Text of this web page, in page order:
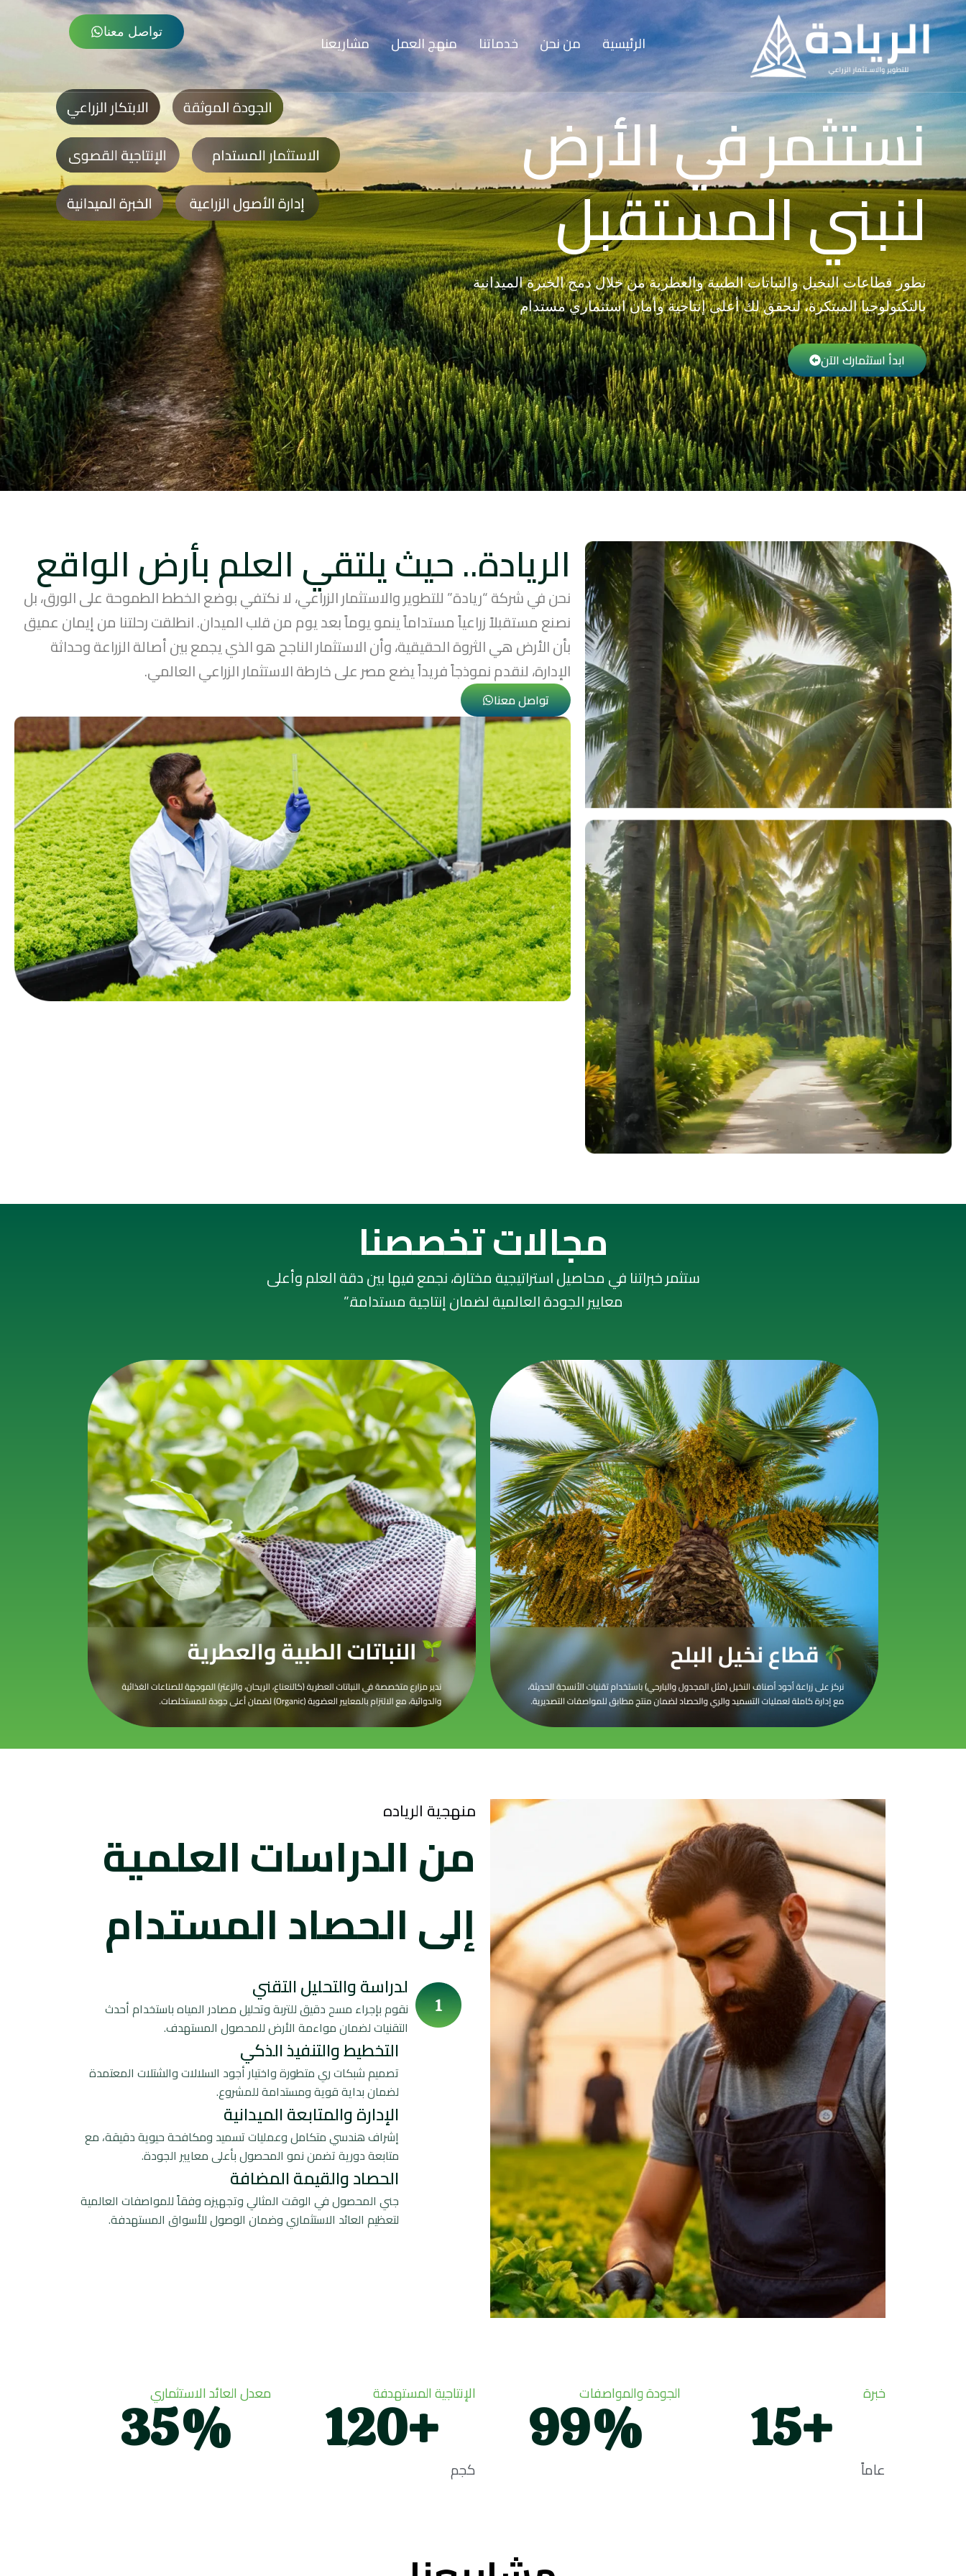
Skip
content
الرئيسية من نحن خدماتنا منهج العمل مشاريعنا تواصل معنا
نستثمر في الأرض
لنبني المستقبل
نطور قطاعات النخيل والنباتات الطبية والعطرية من خلال دمج الخبرة الميدانية
بالتكنولوجيا المبتكرة، لنحقق لك أعلى إنتاجية وأمان استثماري مستدام
ابدأ استثمارك الآن
الريادة.. حيث يلتقي العلم بأرض الواقع
نحن في شركة “ريادة” للتطوير والاستثمار الزراعي، لا نكتفي بوضع الخطط الطموحة على الورق، بل
نصنع مستقبلاً زراعياً مستداماً ينمو يوماً بعد يوم من قلب الميدان. انطلقت رحلتنا من إيمان عميق
بأن الأرض هي الثروة الحقيقية، وأن الاستثمار الناجح هو الذي يجمع بين أصالة الزراعة وحداثة
الإدارة، لنقدم نموذجاً فريداً يضع مصر على خارطة الاستثمار الزراعي العالمي.
تواصل معنا
مجالات تخصصنا
ستثمر خبراتنا في محاصيل استراتيجية مختارة، نجمع فيها بين دقة العلم وأعلى
معايير الجودة العالمية لضمان إنتاجية مستدامة.”
منهجية الرياده
من الدراسات العلمية
إلى الحصاد المستدام
لدراسة والتحليل التقني
نقوم بإجراء مسح دقيق للتربة وتحليل مصادر المياه باستخدام أحدث
التقنيات لضمان مواءمة الأرض للمحصول المستهدف.
التخطيط والتنفيذ الذكي
تصميم شبكات ري متطورة واختيار أجود السلالات والشتلات المعتمدة
لضمان بداية قوية ومستدامة للمشروع.
الإدارة والمتابعة الميدانية
إشراف هندسي متكامل وعمليات تسميد ومكافحة حيوية دقيقة، مع
متابعة دورية تضمن نمو المحصول بأعلى معايير الجودة.
الحصاد والقيمة المضافة
جني المحصول في الوقت المثالي وتجهيزه وفقاً للمواصفات العالمية
لتعظيم العائد الاستثماري وضمان الوصول للأسواق المستهدفة.
خبرة
عاماً
+
15
الجودة والمواصفات
%
99
الإنتاجية المستهدفة
كجم
+
120
معدل العائد الاستثماري
%
35